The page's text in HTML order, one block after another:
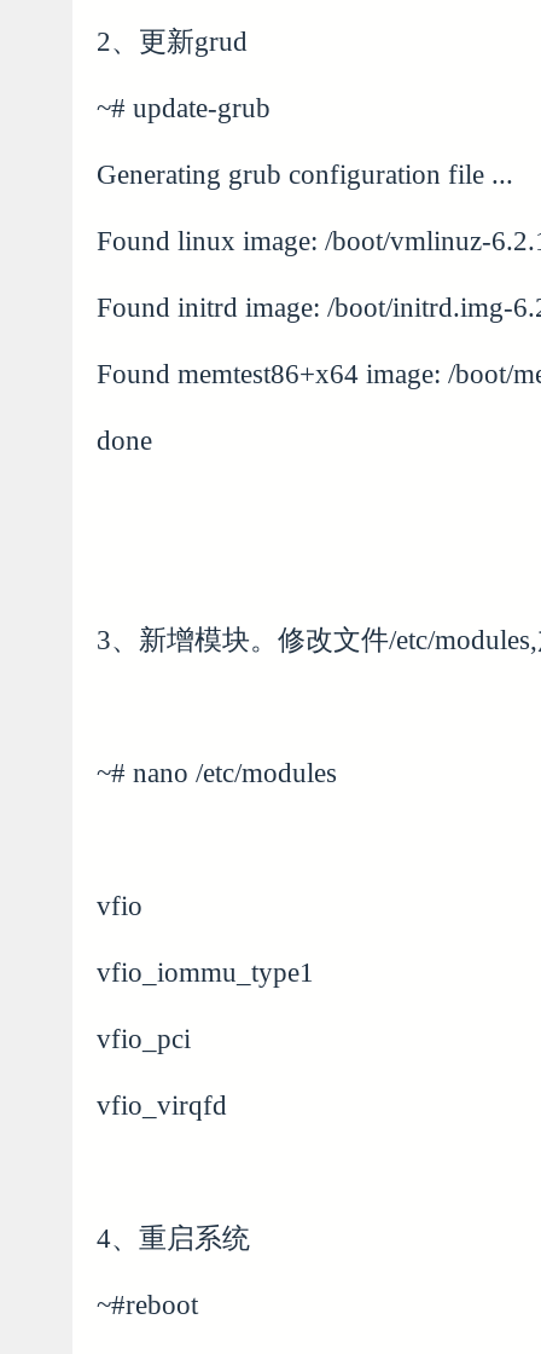
2、更新grud
~# update-grub
Generating grub configuration file ...
Found linux image: /boot/vmlinuz-
Found initrd image: /boot/initrd.img-
Found memtest86+x64 image: /boot/
done
3、新增模块。修改文件/etc/
~# nano /etc/modules
vfio
vfio_iommu_type1
vfio_pci
vfio_virqfd
4、重启系统
~#reboot